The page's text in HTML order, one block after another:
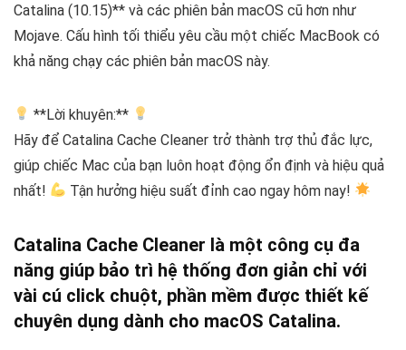
Catalina (10.15)** và các phiên bản macOS cũ hơn như
Mojave. Cấu hình tối thiểu yêu cầu một chiếc MacBook có
khả năng chạy các phiên bản macOS này.
**Lời khuyên:**
Hãy để Catalina Cache Cleaner trở thành trợ thủ đắc lực,
giúp chiếc Mac của bạn luôn hoạt động ổn định và hiệu quả
nhất!
Tận hưởng hiệu suất đỉnh cao ngay hôm nay!
Catalina Cache Cleaner là một công cụ đa
năng giúp bảo trì hệ thống đơn giản chỉ với
vài cú click chuột, phần mềm được thiết kế
chuyên dụng dành cho macOS Catalina.